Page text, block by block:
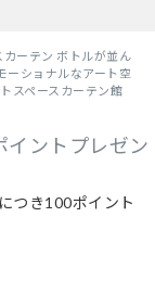
カーテン ボトルが並ん
ーショナルなアート空
スペースカーテン館
イントプレゼン
つき100ポイント